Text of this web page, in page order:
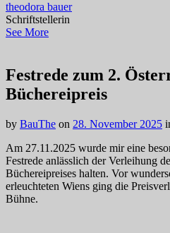
theodora bauer
Schriftstellerin
See More
Festrede zum 2.
Büchereipreis
by BauThe on 28. November 2025
Am 27.11.2025 wurde mir eine
Festrede anlässlich der Verleihung
Büchereipreises halten. Vor
erleuchteten Wiens ging die
Bühne.